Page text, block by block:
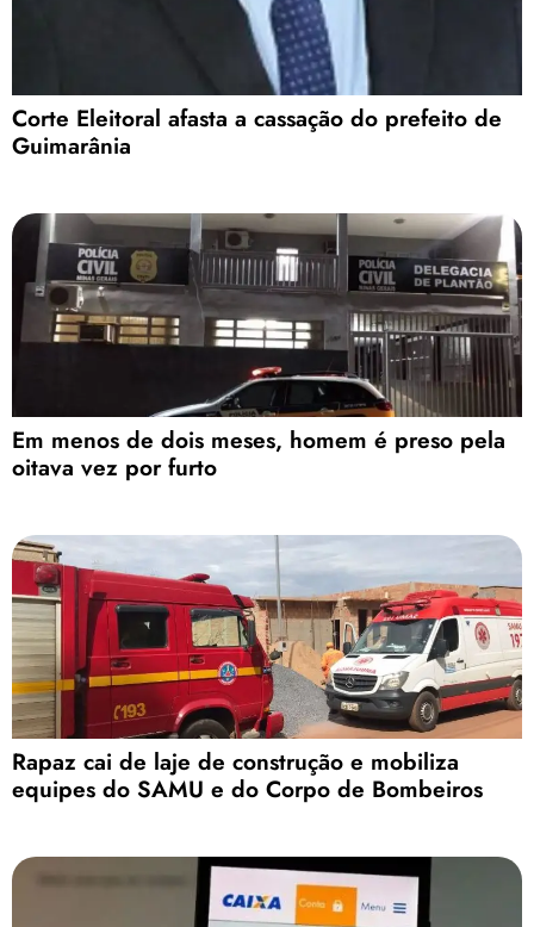
Corte Eleitoral afasta a cassação do prefeito de
Guimarânia
Em menos de dois meses, homem é preso pela
oitava vez por furto
Rapaz cai de laje de construção e mobiliza
equipes do SAMU e do Corpo de Bombeiros